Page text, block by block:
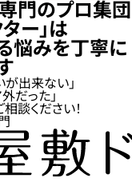
門のプロ集団
ー」は
悩みを丁寧に
出来ない」
だった」
談ください！